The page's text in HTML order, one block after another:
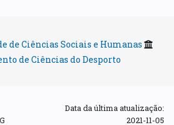
de Ciências Sociais e Humanas
de Ciências do Desporto
Data da última atualização:
2021-11-05